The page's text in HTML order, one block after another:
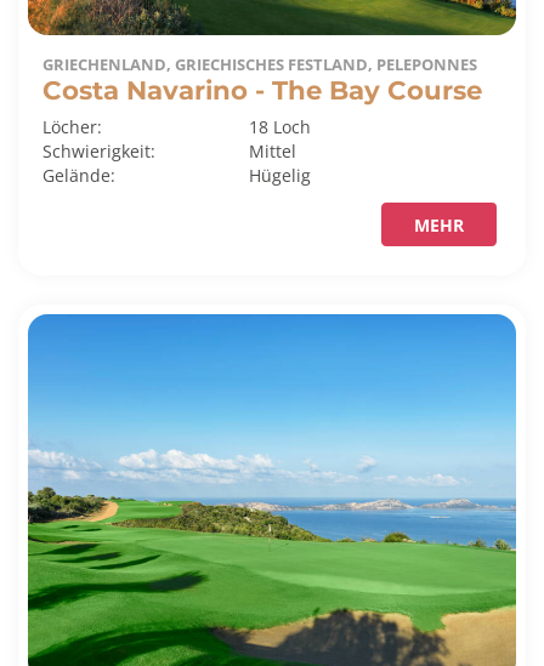
GRIECHENLAND, GRIECHISCHES FESTLAND, PELEPONNES
Costa Navarino - The Bay Course
Löcher:
18 Loch
Schwierigkeit:
Mittel
Gelände:
Hügelig
MEHR